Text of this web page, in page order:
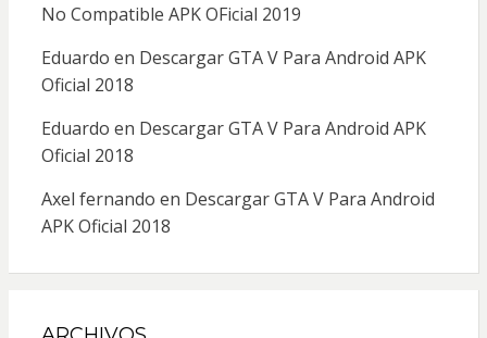
No Compatible APK OFicial 2019
Eduardo en Descargar GTA V Para Android APK
Oficial 2018
Eduardo en Descargar GTA V Para Android APK
Oficial 2018
Axel fernando en Descargar GTA V Para Android
APK Oficial 2018